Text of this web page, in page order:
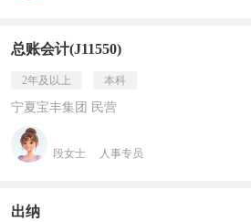
总账会计(J11550)
2年及以上 本科
宁夏宝丰集团 民营
段女士 人事专员
出纳